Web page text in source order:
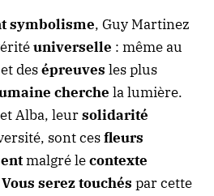
symbolisme, Guy Martinez
universelle : même au
et desépreuves les plus
cherche la lumière.
Alba, leursolidarité
sont cesfleurs
malgré lecontexte
Vous sereztouchés par cette